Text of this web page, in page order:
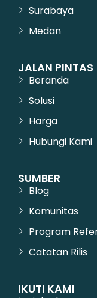
Surabaya
Medan
JALAN PINTAS
Beranda
Solusi
Harga
Hubungi Kami
SUMBER
Blog
Komunitas
Program
Catatan Rilis
IKUTI KAMI